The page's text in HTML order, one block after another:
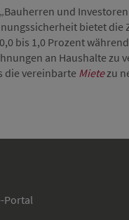
und
bietet die
bis 1,0 Prozent
an Haushalte zu
die vereinbarte Mietezu
Portal